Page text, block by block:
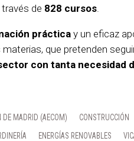
través de 828 cursos.
práctica y un eficaz
que pretenden
con tanta necesidad
DE MADRID (AECOM)
CONSTRUCCIÓN
ENERGÍAS RENOVABLES